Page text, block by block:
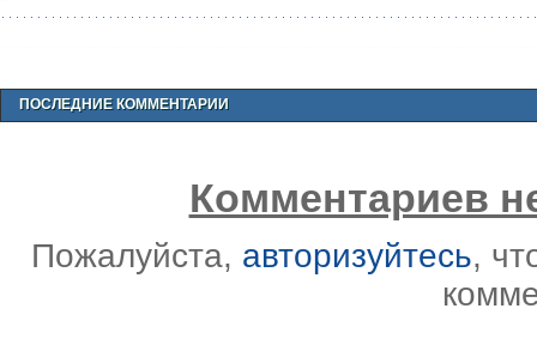
ПОСЛЕДНИЕ КОММЕНТАРИИ
Комментариев
Пожалуйста, авторизуйтесь,